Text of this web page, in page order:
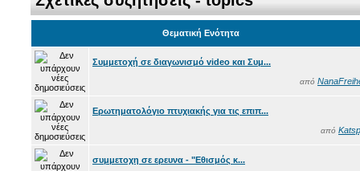
Θεματική Ενότητα
Συμμετοχή σε διαγωνισμό video και Συμ...
από
Ερωτηματολόγιο πτυχιακής για τις επιπ...
από
συμμετοχη σε ερευνα - "Εθισμός κ...